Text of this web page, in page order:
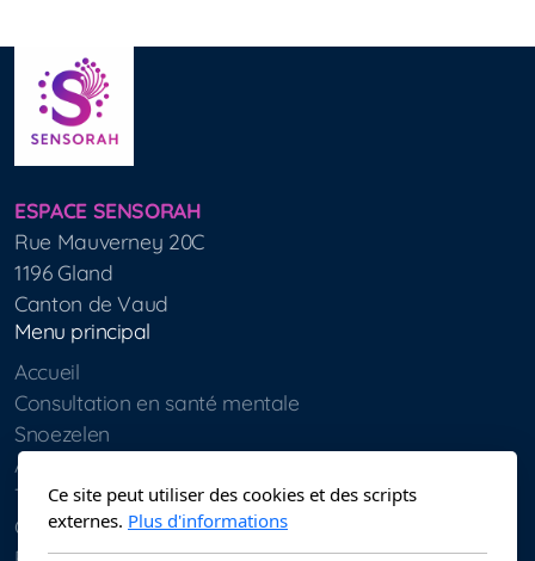
ESPACE SENSORAH
Rue Mauverney 20C
1196 Gland
Canton de Vaud
Menu principal
Accueil
Consultation en santé mentale
Snoezelen
À propos de moi
Tarifs
Galerie
Ce site peut utiliser des cookies et des scripts
externes. Plus d'informations